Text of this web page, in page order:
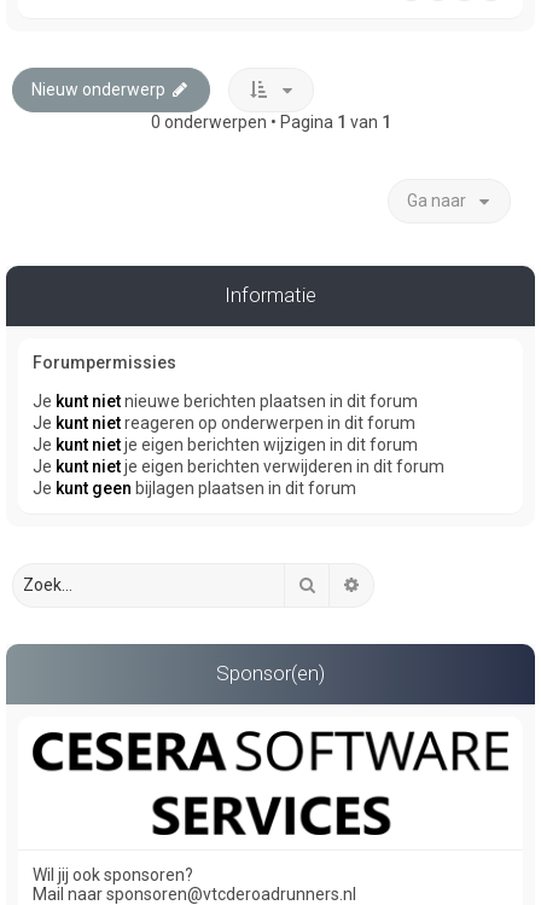
Nieuw onderwerp
0 onderwerpen • Pagina 1 van 1
Ga naar
Informatie
Forumpermissies
Je kunt nietnieuwe berichten plaatsen in dit forum
Je kunt nietreageren op onderwerpen in dit forum
Je kunt nietje eigen berichten wijzigen in dit forum
Je kunt nietje eigen berichten verwijderen in dit forum
Je kunt geen bijlagen plaatsen in dit forum
Zoek
Sponsor(en)
Wil jij ook sponsoren?
Mail naar sponsoren@vtcderoadrunners.nl